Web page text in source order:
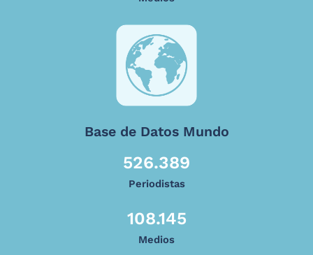
Base de Datos Mundo
Periodistas
526.389
Medios
108.145